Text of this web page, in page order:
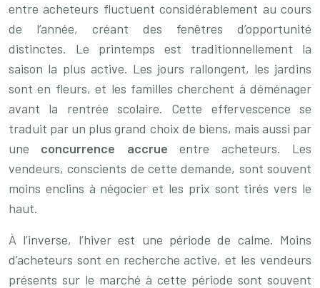
entre acheteurs fluctuent considérablement au cours
de l’année, créant des fenêtres d’opportunité
distinctes. Le printemps est traditionnellement la
saison la plus active. Les jours rallongent, les jardins
sont en fleurs, et les familles cherchent à déménager
avant la rentrée scolaire. Cette effervescence se
traduit par un plus grand choix de biens, mais aussi par
une concurrence accrue entre acheteurs. Les
vendeurs, conscients de cette demande, sont souvent
moins enclins à négocier et les prix sont tirés vers le
haut.
À l’inverse, l’hiver est une période de calme. Moins
d’acheteurs sont en recherche active, et les vendeurs
présents sur le marché à cette période sont souvent